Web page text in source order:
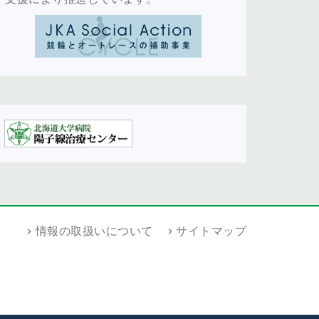
情報の取扱いについて サイトマップ